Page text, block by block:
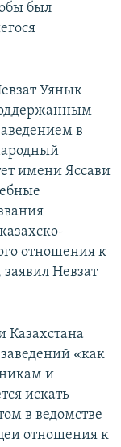
был
Уянык
в
имени Яссави
отношения к
Невзат
Казахстана
«как
и
искать
в ведомстве
отношения к